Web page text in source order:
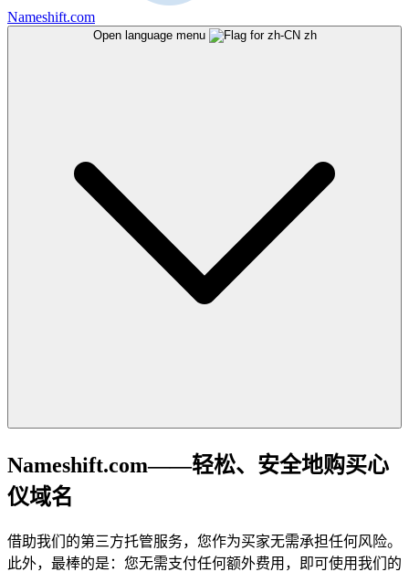
Nameshift.com
Open language menu zh
Nameshift.com——轻松、安全地购买心
仪域名
借助我们的第三方托管服务，您作为买家无需承担任何风险。
此外，最棒的是：您无需支付任何额外费用，即可使用我们的